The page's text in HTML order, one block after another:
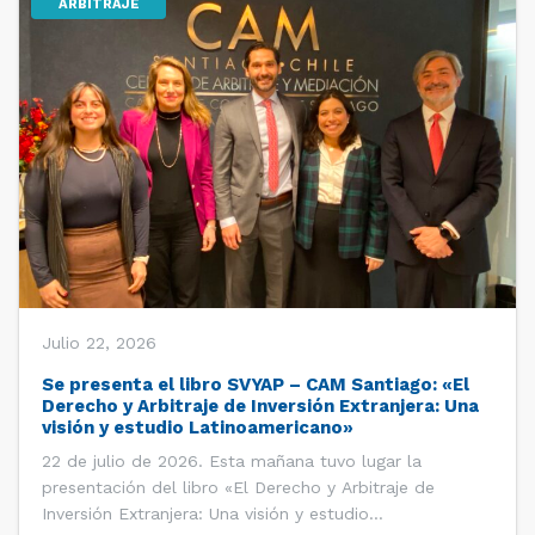
ARBITRAJE
Julio 22, 2026
Se presenta el libro SVYAP – CAM Santiago: «El
Derecho y Arbitraje de Inversión Extranjera: Una
visión y estudio Latinoamericano»
22 de julio de 2026. Esta mañana tuvo lugar la
presentación del libro «El Derecho y Arbitraje de
Inversión Extranjera: Una visión y estudio